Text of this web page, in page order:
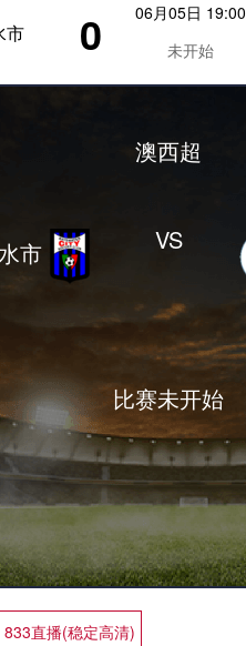
市 0
06月05日 19:00
未开始
市
澳西超
VS
比赛未开始
833直播(稳定高清)